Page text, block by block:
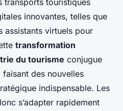
transports touristiques
innovantes, telles que
assistants virtuels pour
transformation
du tourisme conjugue
des nouvelles
indispensable. Les
s’adapter rapidement